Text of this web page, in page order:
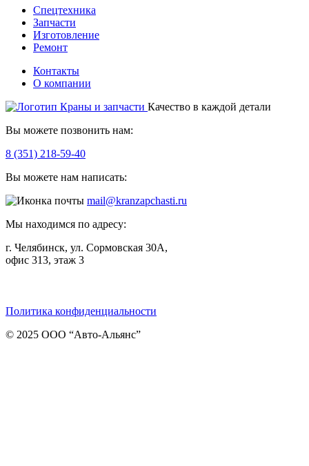
Спецтехника
Запчасти
Изготовление
Ремонт
Контакты
О компании
Качество в каждой детали
Вы можете позвонить нам:
8 (351) 218-59-40
Вы можете нам написать:
mail@kranzapchasti.ru
Мы находимся по адресу:
г. Челябинск, ул. Сормовская 30А,
офис 313, этаж 3
Политика конфиденциальности
© 2025 ООО “Авто-Альянс”